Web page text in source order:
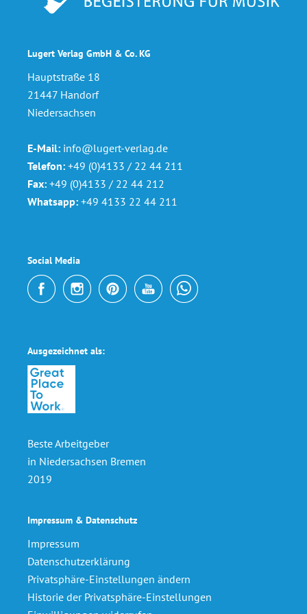
Lugert Verlag GmbH & Co. KG
Hauptstraße 18
21447 Handorf
Niedersachsen
E-Mail: info@lugert-verlag.de
Telefon: +49 (0)4133 / 22 44 211
Fax: +49 (0)4133 / 22 44 212
Whatsapp: +49 4133 22 44 211
Social Media
Ausgezeichnet als:
Beste Arbeitgeber
in Niedersachsen Bremen
2019
Impressum & Datenschutz
Impressum
Datenschutzerklärung
Privatsphäre-Einstellungen ändern
Historie der Privatsphäre-Einstellungen